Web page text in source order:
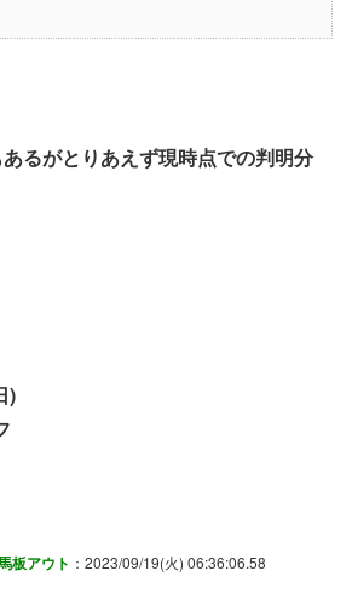
るがとりあえず現時点での判明分
)
板アウト ：2023/09/19(火) 06:36:06.58